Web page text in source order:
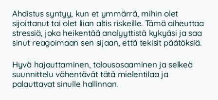
Ahdistus syntyy, kun et ymmärrä, mihin olet
sijoittanut tai olet liian altis riskeille. Tämä aiheuttaa
stressiä, joka heikentää analyyttistä kykyäsi ja saa
sinut reagoimaan sen sijaan, että tekisit päätöksiä.
Hyvä hajauttaminen, talousosaaminen ja selkeä
suunnittelu vähentävät tätä mielentilaa ja
palauttavat sinulle hallinnan.